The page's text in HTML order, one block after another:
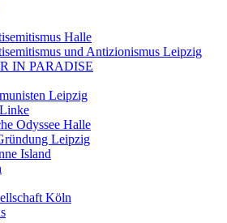
Halle
und Antizionismus Leipzig
IN PARADISE
Leipzig
Odyssee Halle
Leipzig
Island
Köln